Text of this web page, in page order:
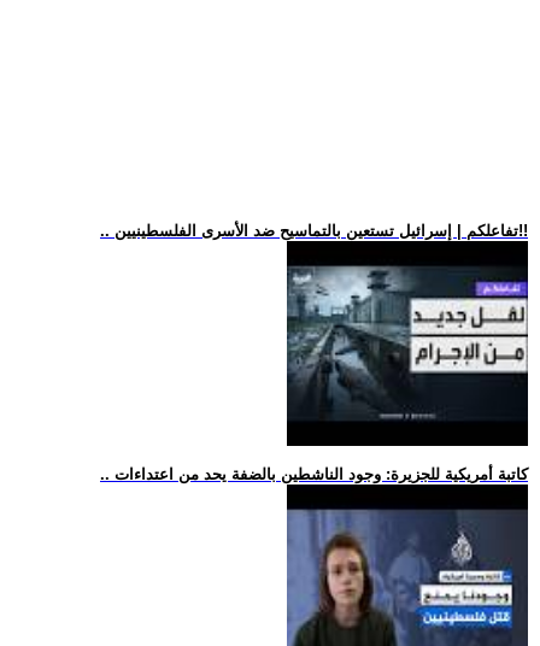
.. تفاعلكم | إسرائيل تستعين بالتماسيح ضد الأسرى الفلسطينيين!!
.. كاتبة أمريكية للجزيرة: وجود الناشطين بالضفة يحد من اعتداءات